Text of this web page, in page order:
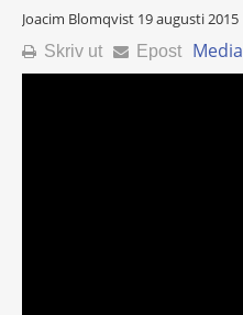
Joacim Blomqvist 19 augusti 2015
Skriv ut Epost Media